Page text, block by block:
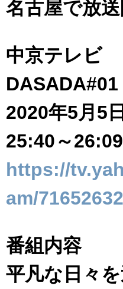
名古屋で放
中京テレビ
DASADA#01
2020年5月5
25:40～
https://
am/
番組内容
平凡な日々